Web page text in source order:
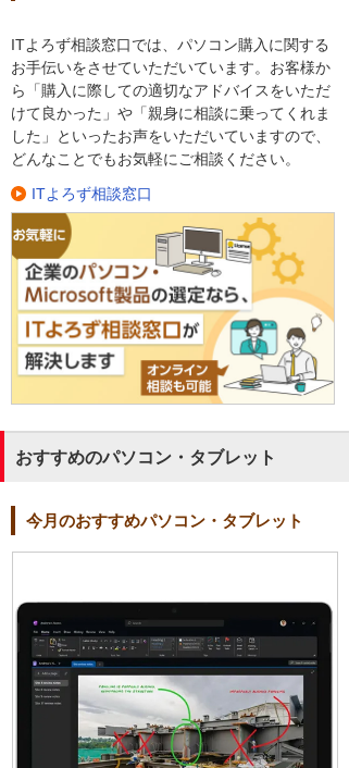
ITよろず相談窓口では、パソコン購入に関する
お手伝いをさせていただいています。お客様か
ら「購入に際しての適切なアドバイスをいただ
けて良かった」や「親身に相談に乗ってくれま
した」といったお声をいただいていますので、
どんなことでもお気軽にご相談ください。
ITよろず相談窓口
おすすめのパソコン・タブレット
今月のおすすめパソコン・タブレット